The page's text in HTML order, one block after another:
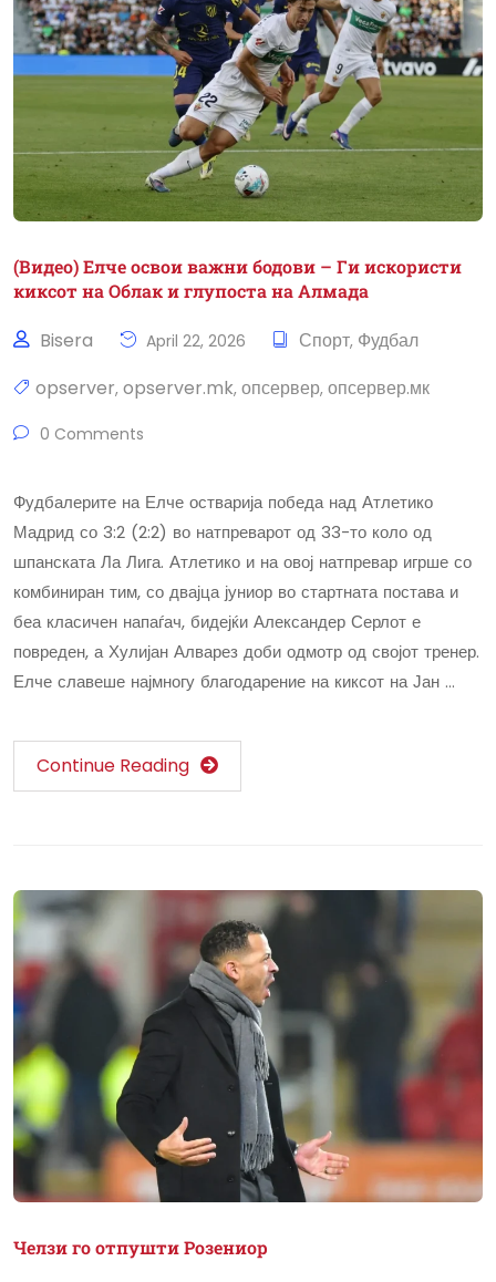
(Видео) Елче освои важни бодови – Ги искористи
киксот на Облак и глупоста на Алмада
Bisera April 22, 2026 Спорт, Фудбал
opserver, opserver.mk, опсервер, опсервер.мк
0 Comments
Фудбалерите на Елче остварија победа над Атлетико
Мадрид со 3:2 (2:2) во натпреварот од 33-то коло од
шпанската Ла Лига. Атлетико и на овој натпревар игрше со
комбиниран тим, со двајца јуниор во стартната постава и
беа класичен напаѓач, бидејќи Александер Серлот е
повреден, а Хулијан Алварез доби одмотр од својот тренер.
Елче славеше најмногу благодарение на киксот на Јан …
Continue Reading
Челзи го отпушти Розениор